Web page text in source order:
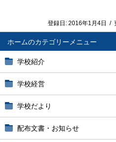
ホーム
学校紹介
学校経営
学校だより
配布文書・お知らせ
登録日: 2016年1月4日 /